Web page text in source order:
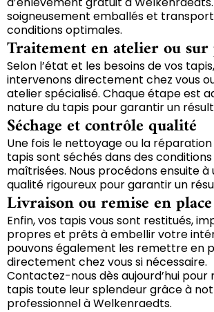
soigneusement emballés et
conditions optimales.
Traitement en atelier ou sur
Selon l’état et les besoins de vos
intervenons directement chez vous
atelier spécialisé. Chaque étape est
nature du tapis pour garantir un
Séchage et contrôle qualité
Une fois le nettoyage ou la
tapis sont séchés dans des
maîtrisées. Nous procédons ensuite
qualité rigoureux pour garantir un
Livraison ou remise en place
Enfin, vos tapis vous sont restitués,
propres et prêts à embellir votre
pouvons également les remettre en
directement chez vous si nécessaire.
Contactez-nous dès aujourd’hui pour
tapis toute leur splendeur grâce à
professionnel à Welkenraedts.